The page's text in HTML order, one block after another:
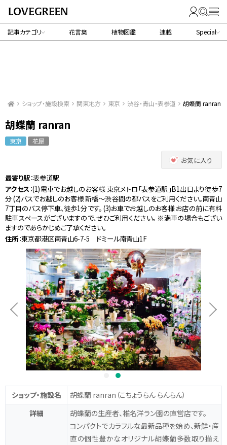
記事カテゴリ 花言葉 植物図鑑 連載 Special
ショップ・施設検索 関東地方 東京 渋谷・青山・表参道 胡蝶蘭 ranran
胡蝶蘭 ranran
東京 花屋
お気に入り
最寄り駅：表参道駅
アクセス ：(1)電車でお越しのお客様 東京メトロ「表参道駅」B1出口より徒歩7
分 (2)バスでお越しのお客様 新橋〜渋谷間の都バスをご利用ください。南青山
7丁目のバス停下車、徒歩1分です。 (3)お車でお越しのお客様 お店の前に有料
駐車スペースがございますので、ぜひご利用ください。 ※満車の場合もござい
ますのであらかじめご了承ください。
住所：東京都港区南青山6-7-5 ドミール南青山1F
ショップ・施設名 胡蝶蘭 ranran （こちょうらん らんらん）
詳細
胡蝶蘭の生産者、椎名洋ラン園の直営店です。
コンパクトでカラフルな最新品種を始め、新鮮・産
直の個性豊かなオリジナル胡蝶蘭多数取り揃え